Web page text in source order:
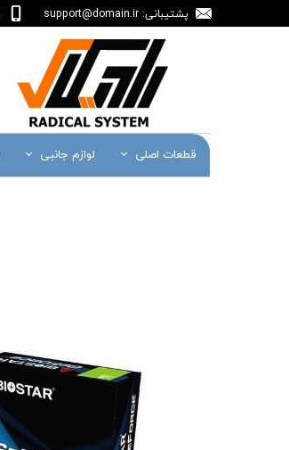
پشتیبانی:support@domain.ir
قطعات اصلی لوازم جانبی